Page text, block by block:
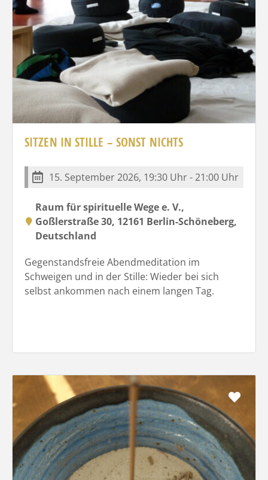
SITZEN IN STILLE – SONST NICHTS
15. September 2026, 19:30 Uhr - 21:00 Uhr
Raum für spirituelle Wege e. V.,
Goßlerstraße 30, 12161 Berlin-Schöneberg,
Deutschland
Gegenstandsfreie Abendmeditation im
Schweigen und in der Stille: Wieder bei sich
selbst ankommen nach einem langen Tag.